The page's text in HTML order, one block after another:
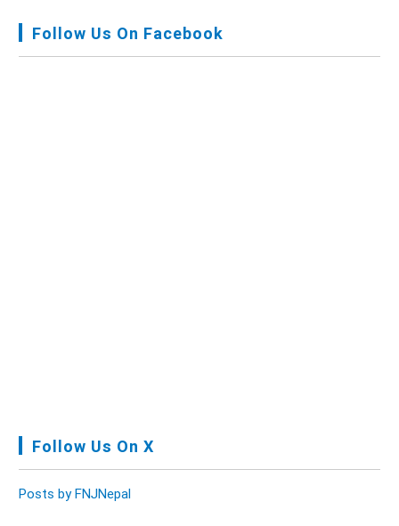
Follow Us On Facebook
Follow Us On X
Posts by FNJNepal